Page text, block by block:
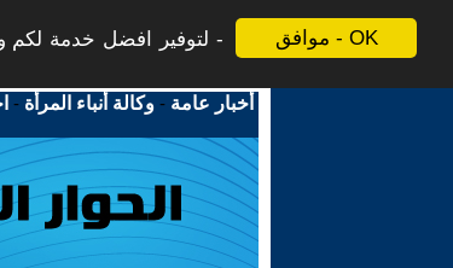
موافق - OK
لتوفير افضل خدمة لكم
أخبار عامة -وكالة أنباء المرأة -